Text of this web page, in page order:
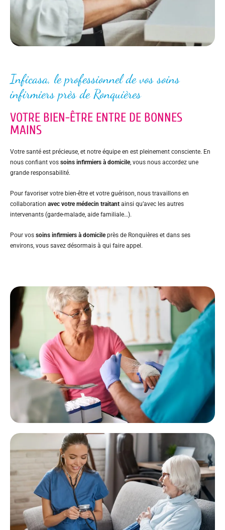
Inficasa, le professionnel de vos soins
infirmiers près de Ronquières
VOTRE BIEN-ÊTRE ENTRE DE BONNES
MAINS
Votre santé est précieuse, et notre équipe en est pleinement consciente. En
nous confiant vos soins infirmiers à domicile, vous nous accordez une
grande responsabilité.
Pour favoriser votre bien-être et votre guérison, nous travaillons en
collaboration avec votre médecin traitant ainsi qu’avec les autres
intervenants (garde-malade, aide familiale…).
Pour vos soins infirmiers à domicileprès de Ronquières et dans ses
environs, vous savez désormais à qui faire appel.